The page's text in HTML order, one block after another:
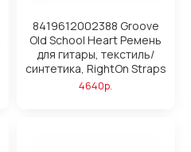
8419612002388 Groove
Old School Heart Ремень
для гитары, текстиль/
синтетика, RightOn Straps
4640р.